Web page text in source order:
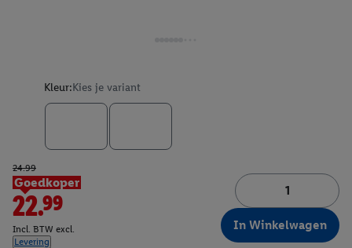
Kleur:Kies je variant
24.99
Goedkoper
22.99
Incl. BTW excl.
Levering
In Winkelwagen